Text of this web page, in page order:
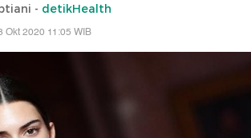
- detikHealth
Okt 2020 11:05 WIB